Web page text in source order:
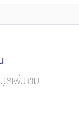
เพิ่มเติม